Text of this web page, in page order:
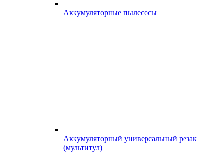
Аккумуляторные пылесосы
Аккумуляторный универсальный резак
(мультитул)